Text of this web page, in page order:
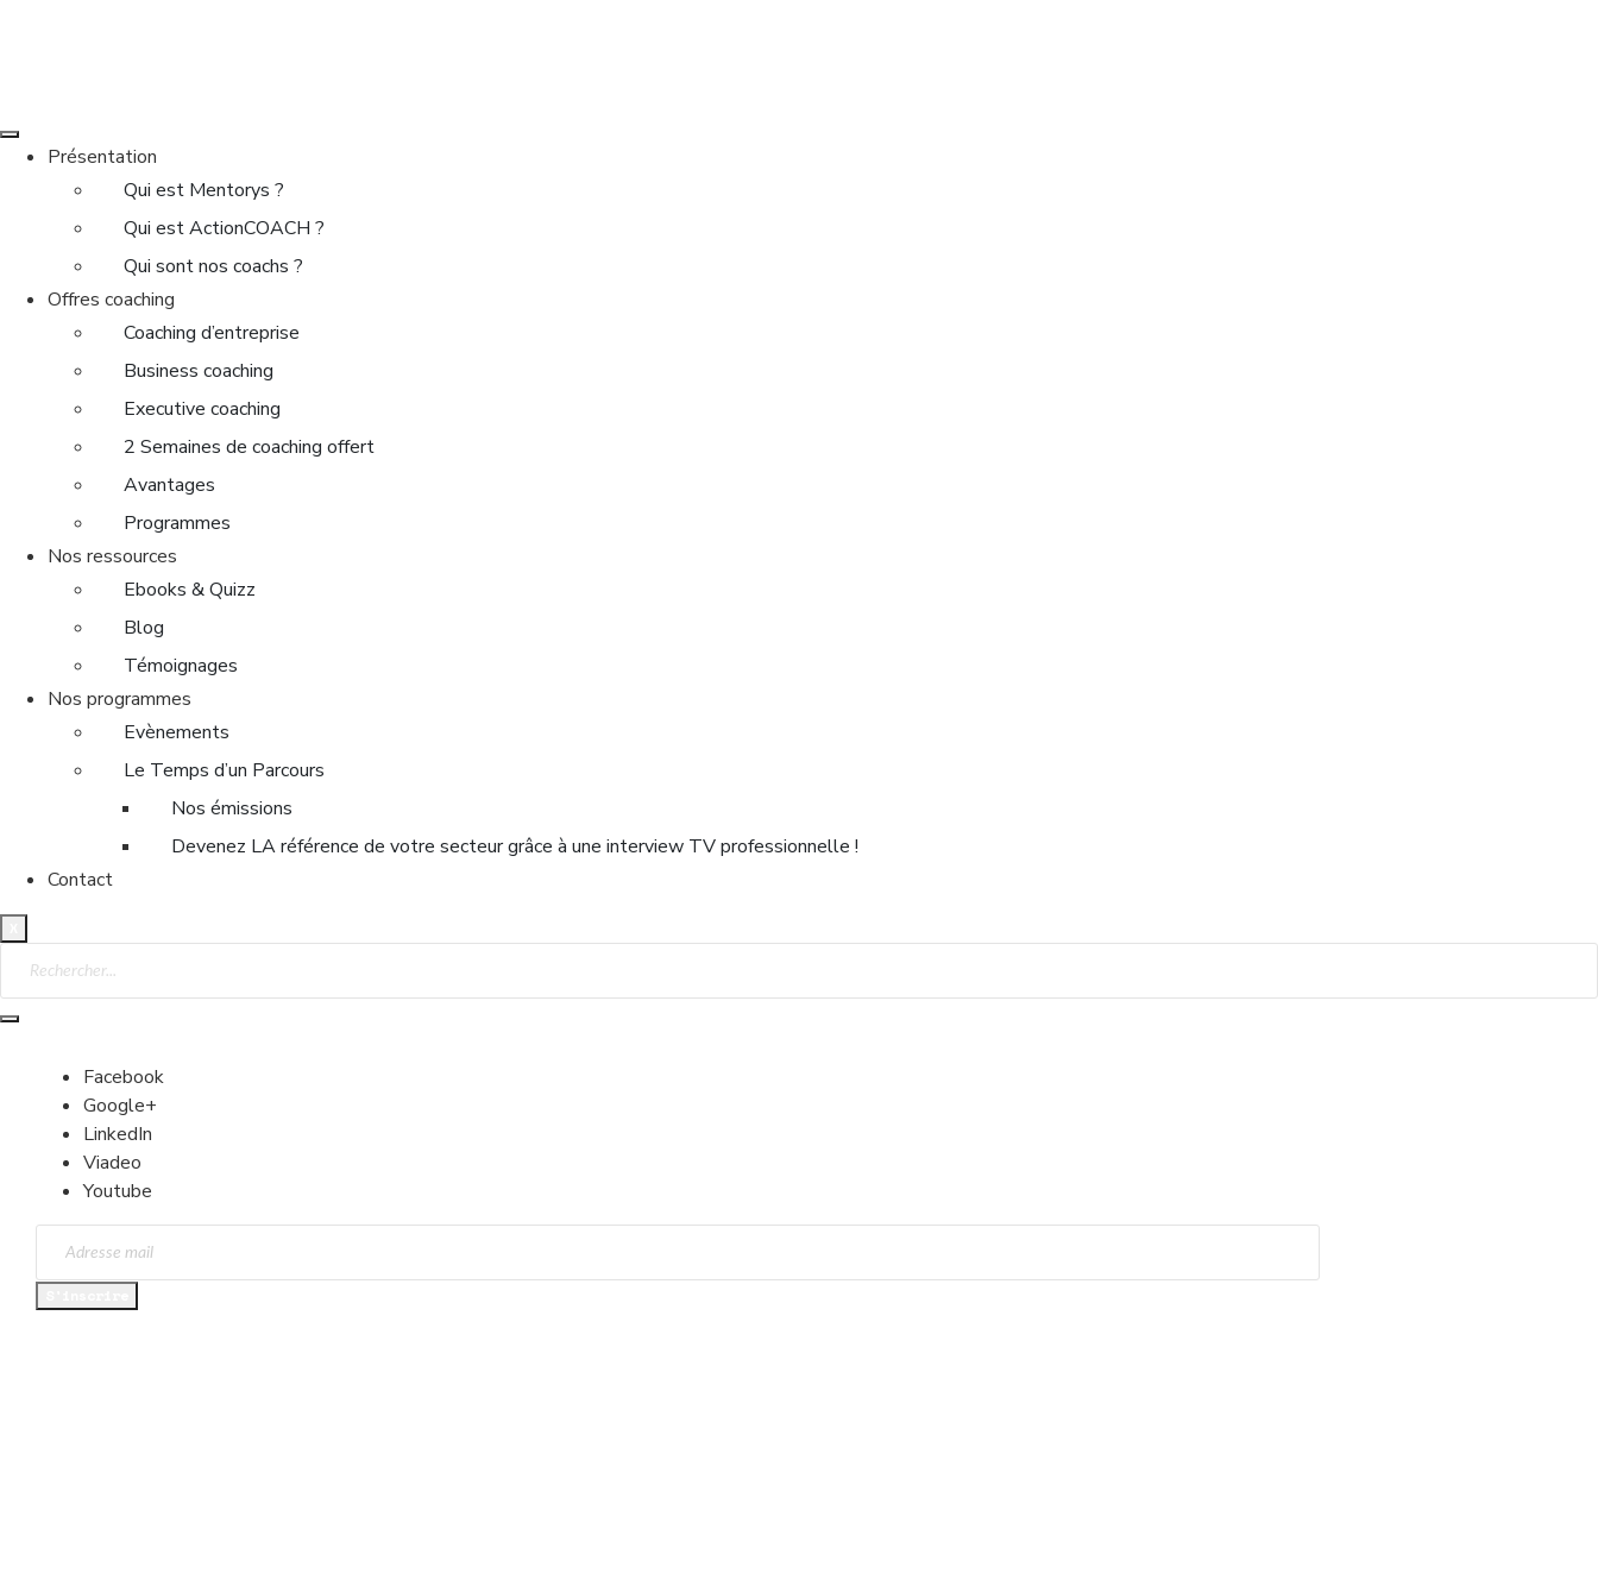
Présentation
Qui est Mentorys ?
Qui est ActionCOACH ?
Qui sont nos coachs ?
Offres coaching
Coaching d’entreprise
Business coaching
Executive coaching
2 Semaines de coaching offert
Avantages
Programmes
Nos ressources
Ebooks & Quizz
Blog
Témoignages
Nos programmes
Evènements
Le Temps d’un Parcours
Nos émissions
Devenez LA référence de votre secteur grâce à une interview TV professionnelle !
Contact
Facebook
Google+
LinkedIn
Viadeo
Youtube